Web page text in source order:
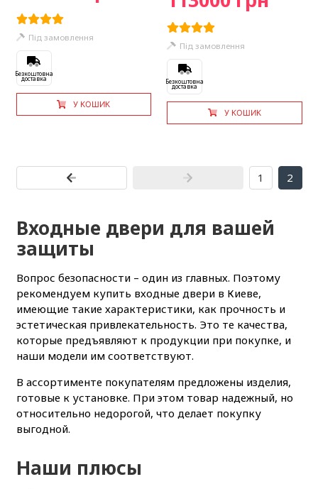
Під замовлення
Безкоштовна
доставка
У КОШИК
Під замовлення
Безкоштовна
доставка
У КОШИК
1 2
Входные двери для вашей
защиты
Вопрос безопасности – один из главных. Поэтому
рекомендуем купить входные двери в Киеве,
имеющие такие характеристики, как прочность и
эстетическая привлекательность. Это те качества,
которые предъявляют к продукции при покупке, и
наши модели им соответствуют.
В ассортименте покупателям предложены изделия,
готовые к установке. При этом товар надежный, но
относительно недорогой, что делает покупку
выгодной.
Наши плюсы